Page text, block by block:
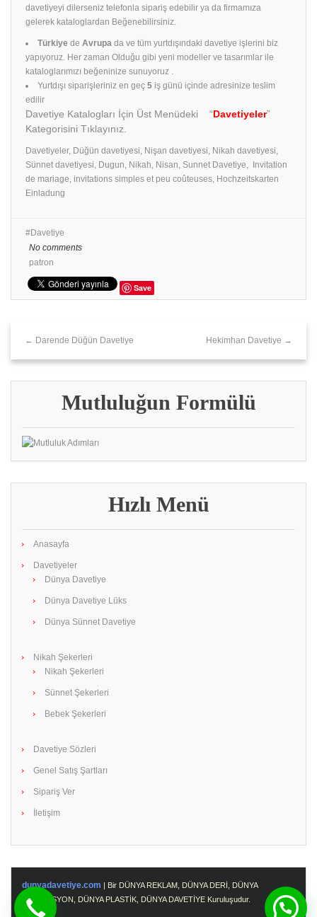
davetiyeyi dilerseniz telefonla sipariş edebilir ya da firmamıza
gelerek kataloglardan Beğenebilirsiniz.
Türkiye de Avrupa da ve tüm yurtdışındaki davetiye işlerini biz
yapıyoruz. Her zaman Olduğu gibi yeni modeller ve tasarımlar ile
kataloglarımızı beğeninize sunuyoruz .
Yurtdışı siparişleriniz en geç 5 iş günü içinde adresinize teslim
edilir
Davetiye Katalogları İçin Üst Menüdeki “Davetiyeler”
Kategorisini Tıklayınız.
Davetiyeler, Düğün davetiyesi, Nişan davetiyesi, Nikah davetiyesi,
Sünnet davetiyesi, Dugun, Nikah, Nisan, Sunnet Davetiye, Invitation
de mariage, invitations simples et peu coûteuses, Hochzeitskarten
Einladung
Davetiye
No comments
patron
Save
← Darende Düğün Davetiye Hekimhan Davetiye →
Mutluluğun Formülü
Hızlı Menü
Anasayfa
Davetiyeler
Dünya Davetiye
Dünya Davetiye Lüks
Dünya Sünnet Davetiye
Nikah Şekerleri
Nikah Şekerleri
Sünnet Şekerleri
Bebek Şekerleri
Davetiye Sözleri
Genel Satış Şartları
Sipariş Ver
İletişim
dunyadavetiye.com | Bir DÜNYA REKLAM, DÜNYA DERİ, DÜNYA
PROMOSYON, DÜNYA PLASTİK, DÜNYA DAVETİYE Kuruluşudur.